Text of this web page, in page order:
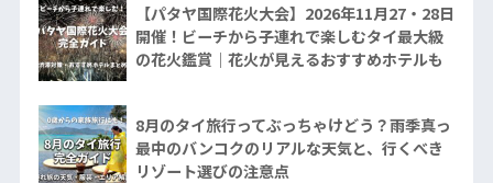
【パタヤ国際花火大会】2026年11月27・28日
開催！ビーチから子連れで楽しむタイ最大級
の花火鑑賞｜花火が見えるおすすめホテルも
8月のタイ旅行ってぶっちゃけどう？雨季真っ
最中のバンコクのリアルな天気と、行くべき
リゾート選びの注意点